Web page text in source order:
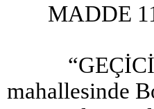
MADDE
mahallesinde